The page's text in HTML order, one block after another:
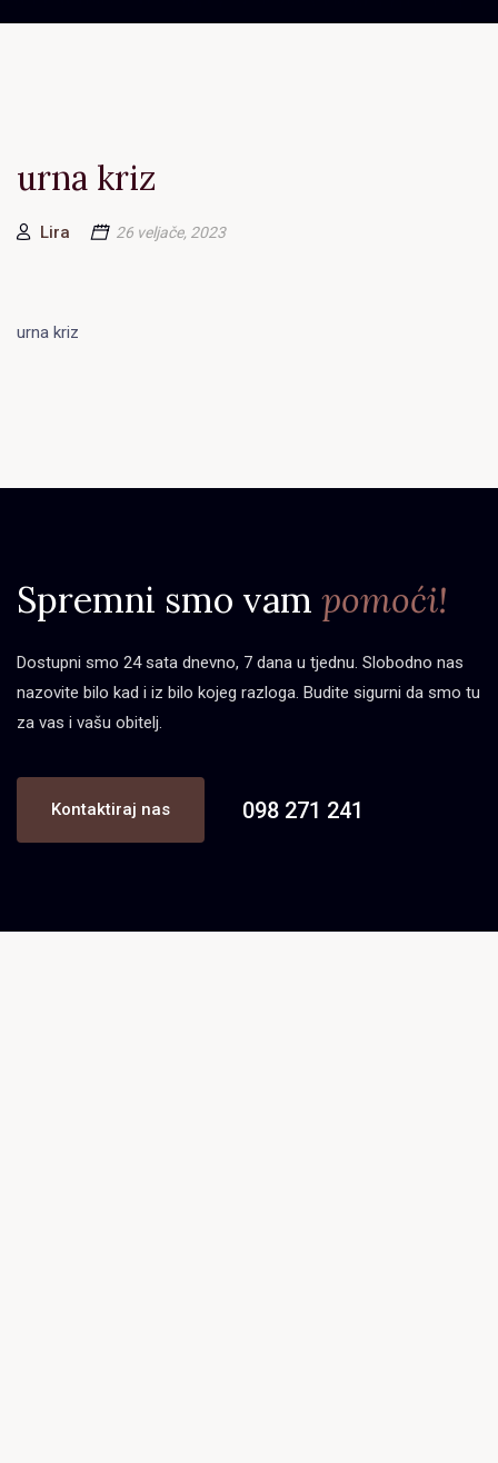
urna kriz
Author
Lira 26 veljače, 2023
urna kriz
Spremni smo vam pomoći!
Dostupni smo 24 sata dnevno, 7 dana u tjednu. Slobodno nas
nazovite bilo kad i iz bilo kojeg razloga. Budite sigurni da smo tu
za vas i vašu obitelj.
Kontaktiraj nas 098 271 241